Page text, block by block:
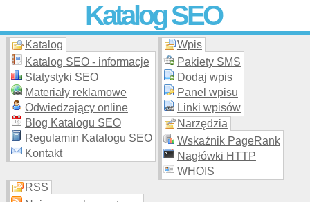
Katalog SEO
Skuteczna i promocja stron WWW –
moderowanego katalogu za darmo!
Katalog
Katalog SEO - informacje
Statystyki SEO
Materiały reklamowe
Odwiedzający online
Blog Katalogu SEO
Regulamin Katalogu SEO
Kontakt
Wpis
Pakiety SMS
Dodaj wpis
Panel wpisu
Linki wpisów
Narzędzia
Wskaźnik PageRank
Nagłówki HTTP
WHOIS
RSS